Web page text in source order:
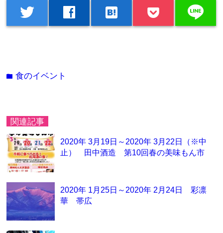
twitter facebook hatenabookmark line
folder食のイベント
関連記事
2020年 3月19日～2020年 3月22日（※中
止） 田中酒造 第10回春の美味もん市
2020年 1月25日～2020年 2月24日 彩凛
華 帯広